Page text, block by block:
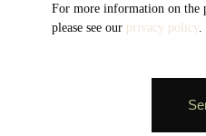
For more information on the
please see our privacy policy.